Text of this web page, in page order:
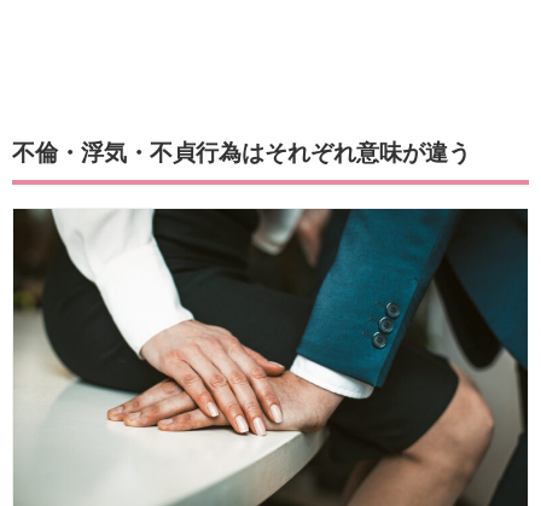
不倫・浮気・不貞行為はそれぞれ意味が違う